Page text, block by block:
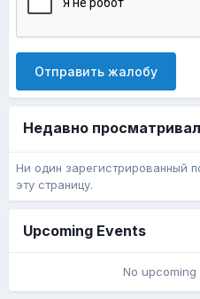
Отправить жалобу
Недавно
Ни один зарегистрированный
эту страницу.
Upcoming Events
No